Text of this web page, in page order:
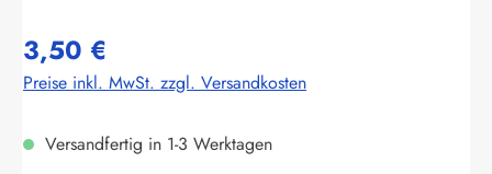
3,50 €
Preise inkl. MwSt. zzgl. Versandkosten
Versandfertig in 1-3 Werktagen